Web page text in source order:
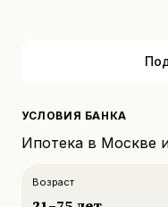
УСЛОВИЯ БАНКА
Ипотека в Москве
Возраст